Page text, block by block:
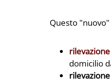
Questo
domicilio